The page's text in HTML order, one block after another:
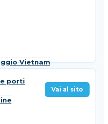
Vietnam
porti
Vai al sito